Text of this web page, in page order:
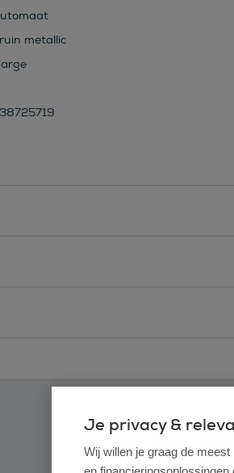
metallic
Je privacy &
Wij willen je graag de